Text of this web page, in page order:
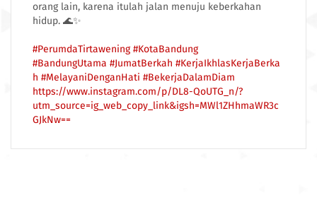
orang lain, karena itulah jalan menuju keberkahan
hidup. 🌊✨
#PerumdaTirtawening #KotaBandung
#BandungUtama #JumatBerkah #KerjaIkhlasKerjaBerka
h #MelayaniDenganHati #BekerjaDalamDiam
https://www.instagram.com/p/DL8-QoUTG_n/?
utm_source=ig_web_copy_link&igsh=MWl1ZHhmaWR3c
GJkNw==